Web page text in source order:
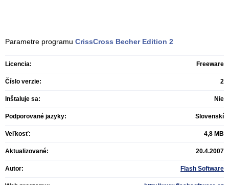
Parametre programu CrissCross Becher Edition 2
Licencia: Freeware
Číslo verzie: 2
Inštaluje sa: Nie
Podporované jazyky: Slovenskí
Veľkosť: 4,8 MB
Aktualizované: 20.4.2007
Autor: Flash Software